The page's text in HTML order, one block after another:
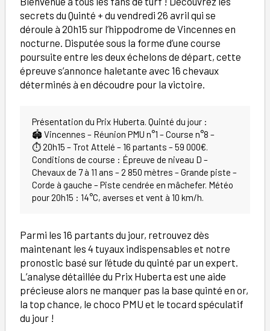
secrets du Quinté + du vendredi 26 avril qui se
déroule à 20h15 sur l’hippodrome de Vincennes en
nocturne. Disputée sous la forme d’une course
poursuite entre les deux échelons de départ, cette
épreuve s’annonce haletante avec 16 chevaux
déterminés à en découdre pour la victoire.
Présentation du Prix Huberta. Quinté du jour :
🏟️ Vincennes – Réunion PMU n°1 – Course n°8 –
⏱️ 20h15 – Trot Attelé – 16 partants – 59 000€.
Conditions de course : Épreuve de niveau D –
Chevaux de 7 à 11 ans – 2 850 mètres – Grande piste –
Corde à gauche – Piste cendrée en mâchefer. Météo
pour 20h15 : 14°C, averses et vent à 10 km/h.
Parmi les 16 partants du jour, retrouvez dès
maintenant les 4 tuyaux indispensables et notre
pronostic basé sur l’étude du quinté par un expert.
L’analyse détaillée du Prix Huberta est une aide
précieuse alors ne manquer pas la base quinté en or,
la top chance, le choco PMU et le tocard spéculatif
du jour !